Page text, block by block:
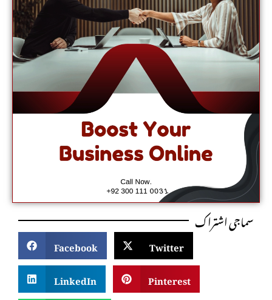
سماجی اشتراک
Facebook
Twitter
LinkedIn
Pinterest